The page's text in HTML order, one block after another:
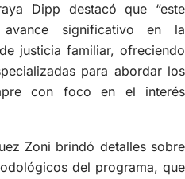
Dipp destacó que “este
significativo en la
justicia familiar, ofreciendo
para abordar los
con foco en el interés
Zoni brindó detalles sobre
del programa, que